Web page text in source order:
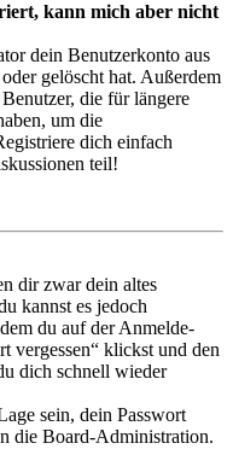
kann mich aber nicht
dein Benutzerkonto aus
gelöscht hat. Außerdem
die für längere
um die
dich einfach
teil!
dir zwar dein altes
kannst es jedoch
du auf der Anmelde-
vergessen“ klickst und den
dich schnell wieder
sein, dein Passwort
die Board-Administration.